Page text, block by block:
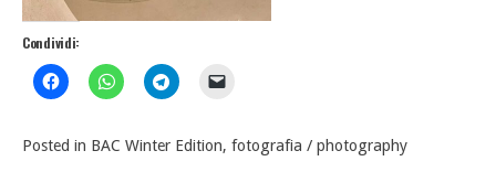
Condividi:
Posted in BAC Winter Edition, fotografia / photography